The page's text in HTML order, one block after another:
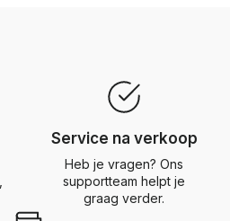
Service na verkoop
Heb je vragen? Ons
supportteam helpt je
graag verder.